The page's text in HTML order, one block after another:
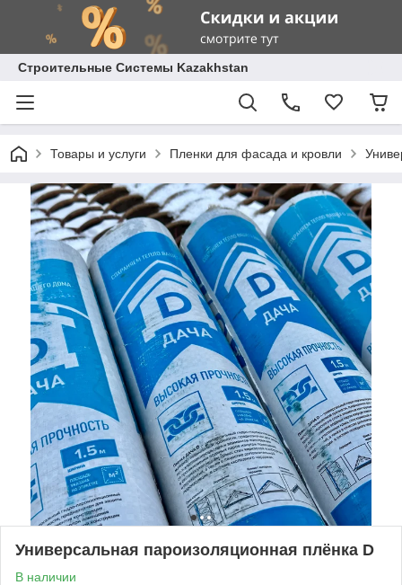
Строительные Системы Kazakhstan
Товары и услуги Пленки для фасада и кровли
Универсальная пароизоляционная плёнка D
В наличии